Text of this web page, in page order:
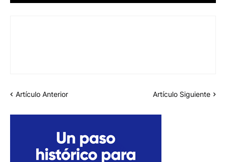
Artículo Anterior Artículo Siguiente